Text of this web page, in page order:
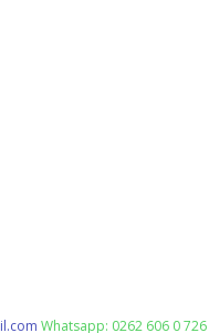
Whatsapp: 0262 606 0 726